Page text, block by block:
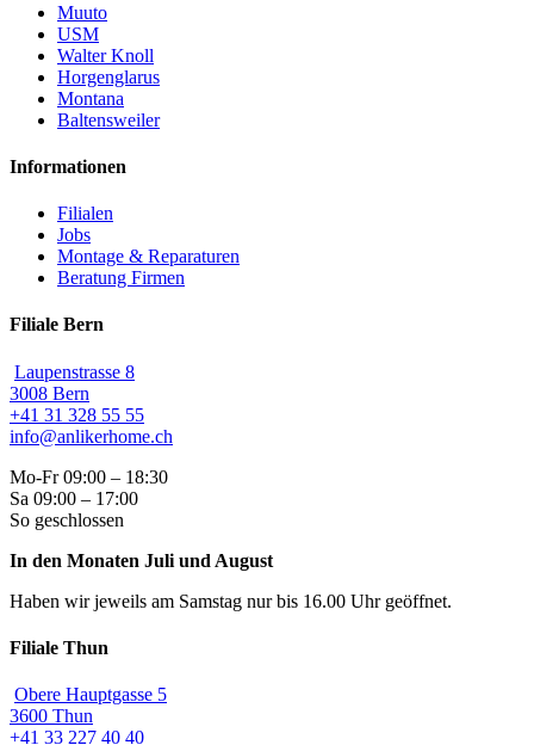
Muuto
USM
Walter Knoll
Horgenglarus
Montana
Baltensweiler
Informationen
Filialen
Jobs
Montage & Reparaturen
Beratung Firmen
Filiale Bern
Laupenstrasse 8
3008 Bern
+41 31 328 55 55
info@anlikerhome.ch
Mo-Fr 09:00 – 18:30
Sa 09:00 – 17:00
So geschlossen
In den Monaten Juli und August
Haben wir jeweils am Samstag nur bis 16.00 Uhr geöffnet.
Filiale Thun
Obere Hauptgasse 5
3600 Thun
+41 33 227 40 40